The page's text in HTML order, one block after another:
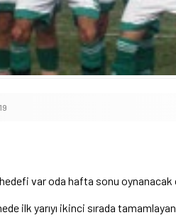
var oda hafta sonu oynanacak
ilk yarıyı ikinci sırada